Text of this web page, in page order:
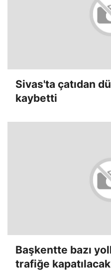
Sivas'ta çatıdan
kaybetti
Başkentte bazı
trafiğe kapatılacak